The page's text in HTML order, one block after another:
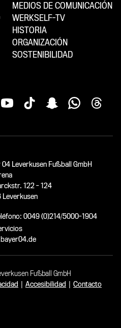
MEDIOS DE COMUNICACIÓN
WERKSELF-TV
HISTORIA
ORGANIZACIÓN
SOSTENIBILIDAD
04 Leverkusen Fußball GmbH
122 - 124
Leverkusen
0049 (0)214/5000-1904
Fußball GmbH
Accesibilidad Contacto